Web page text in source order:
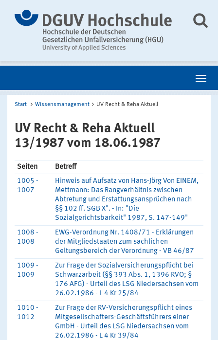
Start Wissensmanagement UV Recht & Reha Aktuell
UV Recht & Reha Aktuell
13/1987 vom 18.06.1987
Seiten
Betreff
1005 -
1007
Hinweis auf Aufsatz von Hans-Jörg Von EINEM,
Mettmann: Das Rangverhältnis zwischen
Abtretung und Erstattungsansprüchen nach
§§ 102 ff. SGB X". - In: "Die
Sozialgerichtsbarkeit" 1987, S. 147-149"
1008 -
1008
EWG-Verordnung Nr. 1408/71 - Erklärungen
der Mitgliedstaaten zum sachlichen
Geltungsbereich der Verordnung - VB 46/87
1009 -
1009
Zur Frage der Sozialversicherungspflicht bei
Schwarzarbeit (§§ 393 Abs. 1, 1396 RVO; §
176 AFG) - Urteil des LSG Niedersachsen vom
26.02.1986 - L 4 Kr 25/84
1010 -
1012
Zur Frage der RV-Versicherungspflicht eines
Mitgesellschafters-Geschäftsführers einer
GmbH - Urteil des LSG Niedersachsen vom
26.02.1986 - L 4 Kr 39/84